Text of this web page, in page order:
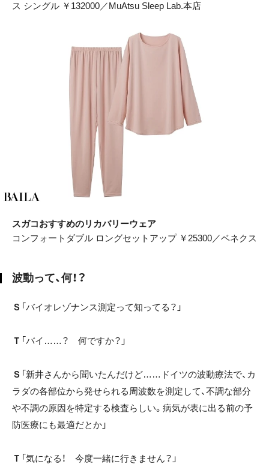
ス シングル ￥132000／MuAtsu Sleep Lab.本店
スガコおすすめのリカバリーウェア
コンフォートダブル ロングセットアップ ￥25300／ベネクス
波動って、何！？
Ｓ 「バイオレゾナンス測定って知ってる？」
Ｔ 「バイ……？ 何ですか？」
Ｓ 「新井さんから聞いたんだけど……ドイツの波動療法で、カ
ラダの各部位から発せられる周波数を測定して、不調な部分
や不調の原因を特定する検査らしい。病気が表に出る前の予
防医療にも最適だとか」
Ｔ 「気になる！ 今度一緒に行きません？」